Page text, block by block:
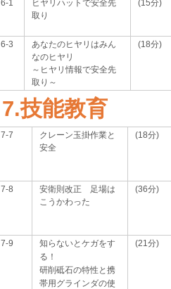
6-1
ヒヤリハットで安全先
取り
(15分)
6-3
あなたのヒヤリはみん
なのヒヤリ
～ヒヤリ情報で安全先
取り～
(18分)
7.技能教育
7-7
クレーン玉掛作業と
安全
(18分)
7-8
安衛則改正 足場は
こうかわった
(36分)
7-9
知らないとケガをす
る！
研削砥石の特性と携
帯用グラインダの使
(21分)